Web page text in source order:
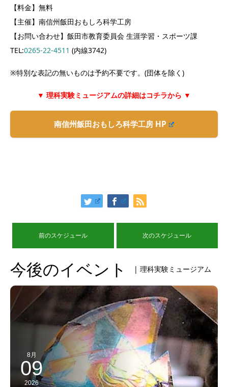
【料金】無料
【主催】南信州飯田おもしろ科学工房
【お問い合わせ】飯田市教育委員会 生涯学習・スポーツ課
TEL:0265-22-4511 (内線3742)
※特別な表記の無いものは予約不要です。(団体を除く)
▼ 理科実験ミュージアムの詳細はコチラから ▼
南信州飯田おもしろ科学工房 HP
前のスケジュール 次のスケジュール
今後のイベント | 理科実験ミュージアム
8月
09
2026